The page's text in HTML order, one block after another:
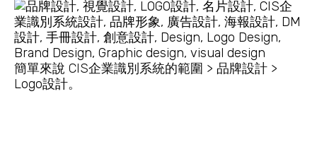
簡單來說 CIS企業識別系統的範圍 > 品牌設計 >
Logo設計。